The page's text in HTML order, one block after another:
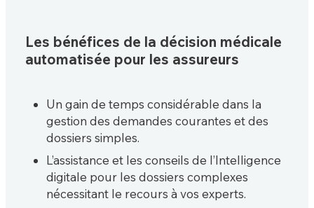
Les bénéfices de la décision médicale
automatisée pour les assureurs
Un gain de temps considérable dans la
gestion des demandes courantes et des
dossiers simples.
L’assistance et les conseils de l’Intelligence
digitale pour les dossiers complexes
nécessitant le recours à vos experts.